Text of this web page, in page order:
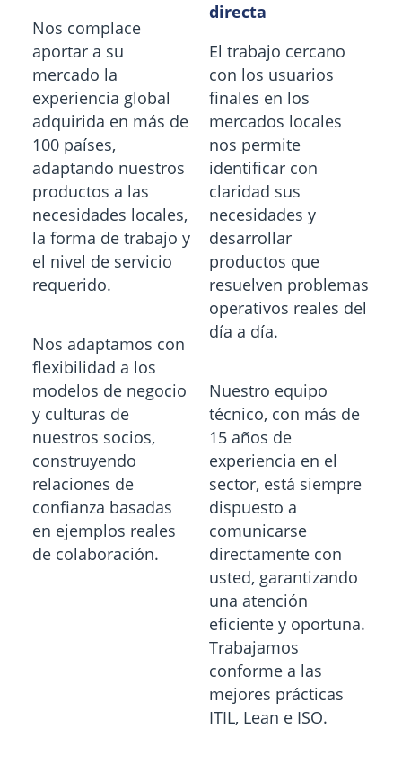
Nos complace
aportar a su
mercado la
experiencia global
adquirida en más de
100 países,
adaptando nuestros
productos a las
necesidades locales,
la forma de trabajo y
el nivel de servicio
requerido.
Nos adaptamos con
flexibilidad a los
modelos de negocio
y culturas de
nuestros socios,
construyendo
relaciones de
confianza basadas
en ejemplos reales
de colaboración.
directa
El trabajo cercano
con los usuarios
finales en los
mercados locales
nos permite
identificar con
claridad sus
necesidades y
desarrollar
productos que
resuelven problemas
operativos reales del
día a día.
Nuestro equipo
técnico, con más de
15 años de
experiencia en el
sector, está siempre
dispuesto a
comunicarse
directamente con
usted, garantizando
una atención
eficiente y oportuna.
Trabajamos
conforme a las
mejores prácticas
ITIL, Lean e ISO.